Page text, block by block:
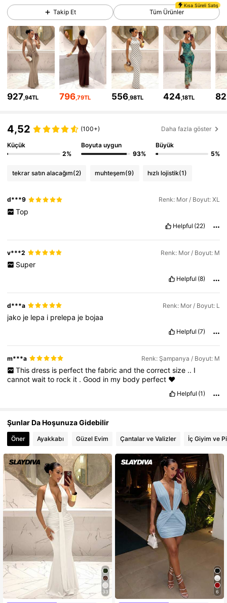
4,85 1.1M Takipçiler
4,85 1.1M Takipçiler
4,85 1.1M Takipçiler
4,85 1.1M Takipçiler
Takip Et
Kısa Süreli Satış
Tüm Ürünler
927,94TL 796,79TL 556,98TL 424,18TL
4,52 (100+) Daha fazla göster
Küçük
2%
Boyuta uygun
93%
Büyük
5%
tekrar satın alacağım(2) muhteşem(9) hızlı lojistik(1)
d***9 Renk: Mor / Boyut: XL
Top
Helpful (22)
v***2 Renk: Mor / Boyut: M
Super
Helpful (8)
d***a Renk: Mor / Boyut: L
jako je lepa i prelepa je bojaa
Helpful (7)
m***a Renk: Şampanya / Boyut: M
This dress is perfect the fabric and the correct size .. I
cannotwaitto rock it .Good in my body perfect ❤️
Helpful (1)
Şunlar Da Hoşunuza Gidebilir
Öner Ayakkabı Güzel Evim Çantalar ve Valizler İç Giyim ve
33 6